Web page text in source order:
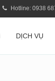
Hotline: 0938
DỊCH VỤ